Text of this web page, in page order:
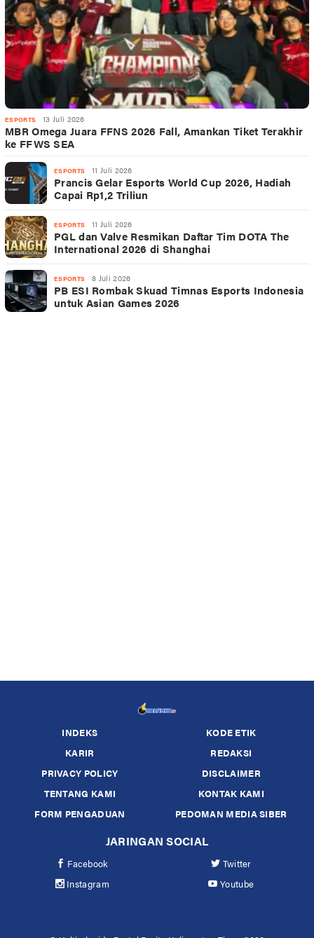
ESPORTS 13 Juli 2026
MBR Omega Juara FFNS 2026 Fall, Amankan Tiket Terakhir
ke FFWS SEA
ESPORTS 11 Juli 2026
Prancis Gelar Esports World Cup 2026, Hadiah
Capai Rp1,2 Triliun
ESPORTS 11 Juli 2026
PGL dan Valve Resmikan Daftar Tim DOTA The
International 2026 di Shanghai
ESPORTS 8 Juli 2026
PB ESI Rombak Skuad Timnas Esports Indonesia
untuk Asian Games 2026
INDEKS
KODE ETIK
KARIR
REDAKSI
PRIVACY POLICY
DISCLAIMER
TENTANG KAMI
KONTAK KAMI
FORM PENGADUAN
PEDOMAN MEDIA SIBER
JARINGAN SOCIAL
Facebook
Twitter
Instagram
Youtube